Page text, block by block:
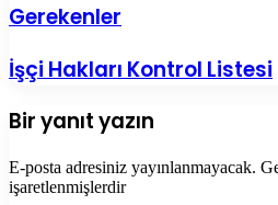
Gerekenler
İşçi Hakları Kontrol Listesi
Bir yanıt yazın
E-posta adresiniz yayınlanmayacak.
işaretlenmişlerdir